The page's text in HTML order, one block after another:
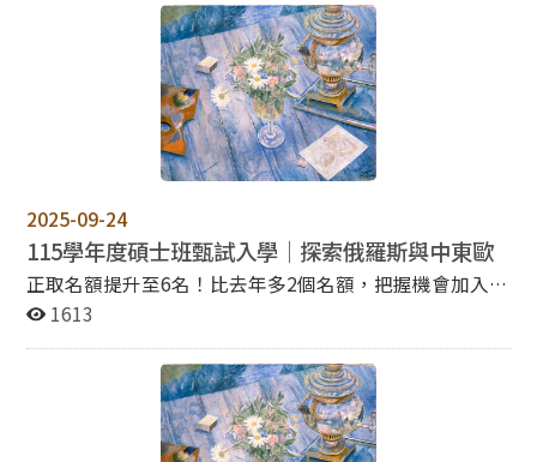
月9日（星期一）中午12:00 止 二）網路報名登錄資料
114年11月25日（星期一）上午9:00 起 至 12月9日（星期
一）下午3:00 止 三）審查資料繳交截止日 詳細請參閱招
生簡章系所分則。 通訊郵寄：114年12月9日前（以郵戳
提醒： 完成線上報名與繳費後，仍須依規繳交審查資料，
才算正式報名成功！** 三、更多資訊 詳細內容請參閱：
https://shorturl.at/wm1rj 聯絡資訊：如有疑問，歡迎於
上班時間洽詢： 08:30-12:00；3:30–17:00 教務處綜合業
務組 (電話：（02）2938-7892、（02）2938-7893) 俄羅
斯研究所 (電話：（02）2938-3091#50806)
2025-09-24
115學年度碩士班甄試入學｜探索俄羅斯與中東歐
正取名額提升至6名！比去年多2個名額，把握機會加入政
大國際事務學院， 一起探索俄羅斯與中東歐研究的新視
https://reurl.cc/Y3bk5X 報名系統：
https://reurl.cc/gY3njR （114/9/30 9:00起開放） 【重要
傳審查資料：至10/14 (二) 17:00 止 面試：114/11/08
1613